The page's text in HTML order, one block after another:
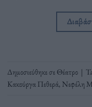
Δημοσιεύθηκε σεΘέατρο |
Κακούργα Πεθερά, Νεφέλη